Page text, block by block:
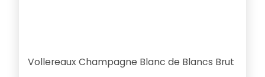
Vollereaux Champagne Blanc de Blancs Brut